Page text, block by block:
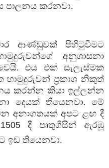
පාලනය කරනවා.
ආණ්ඩුවක් පිහිටුවීමට
අනුශාසනා
එය එක් සැලැස්මක
ප්‍රකාශ නිකුත්
කරන්න කියා ඉල්ලන්න
දෙයක් තියෙනවා. මේ
අනාගතයක් අපට ළඟ දී
දී පෘතුගීසීන් ඇරඹූ
ඉඩ තියෙනවා.